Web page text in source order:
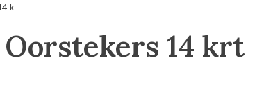
k...
Oorstekers 14 krt